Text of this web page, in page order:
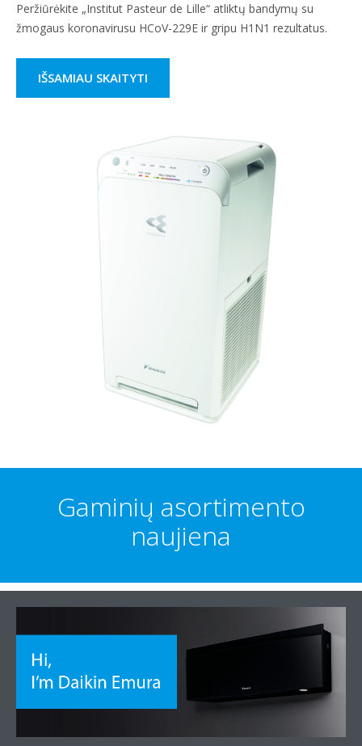
Peržiūrėkite „Institut Pasteur de Lille“ atliktų bandymų su
žmogaus koronavirusu HCoV-229E ir gripu H1N1 rezultatus.
IŠSAMIAU SKAITYTI
Gaminių asortimento
naujiena